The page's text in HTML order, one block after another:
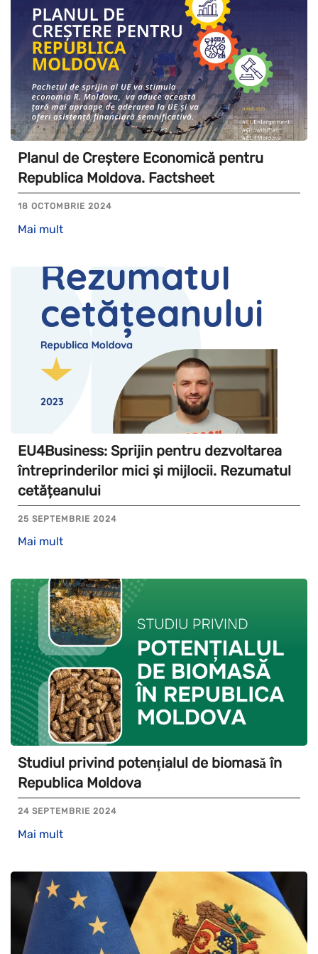
Planul de Creștere Economică pentru
Republica Moldova. Factsheet
18 OCTOMBRIE 2024
Mai mult
EU4Business: Sprijin pentru dezvoltarea
întreprinderilor mici și mijlocii. Rezumatul
cetățeanului
25 SEPTEMBRIE 2024
Mai mult
Studiul privind potențialul de biomasă în
Republica Moldova
24 SEPTEMBRIE 2024
Mai mult